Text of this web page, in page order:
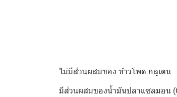
ไม่มีส่วนผสมของ ข้าวโพด กลูเตน
มีส่วนผสมของน้ำมันปลาแซลมอน